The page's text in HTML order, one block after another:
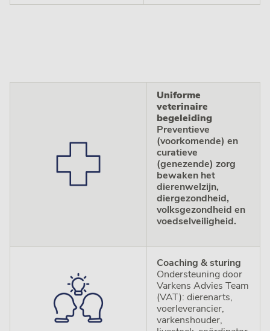
Uniforme
veterinaire
begeleiding
Preventieve
(voorkomende) en
curatieve
(genezende) zorg
bewaken het
dierenwelzijn,
diergezondheid,
volksgezondheid en
voedselveiligheid.
Coaching & sturing
Ondersteuning door
Varkens Advies Team
(VAT): dierenarts,
voerleverancier,
varkenshouder,